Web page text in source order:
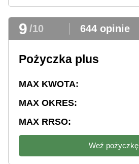
Pożyczka plus
MAX KWOTA:
MAX OKRES:
MAX RRSO:
Weź pożyczkę
9 /10 644 opinie